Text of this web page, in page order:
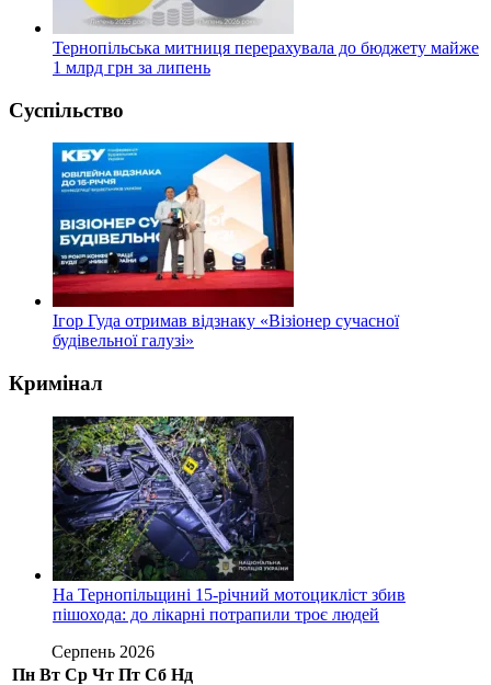
Тернопільська митниця перерахувала до бюджету майже
1 млрд грн за липень
Суспільство
Ігор Гуда отримав відзнаку «Візіонер сучасної
будівельної галузі»
Кримінал
На Тернопільщині 15-річний мотоцикліст збив
пішохода: до лікарні потрапили троє людей
Серпень 2026
Пн Вт Ср Чт Пт Сб Нд